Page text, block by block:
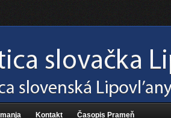
Kontakt Časopis Prameň